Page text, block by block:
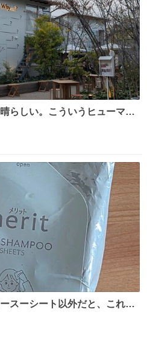
らしい。こういうヒューマン
。
スーシート以外だと、これが
らい前に #生活は踊る で紹
ばさんにもオススメだ。ドラ